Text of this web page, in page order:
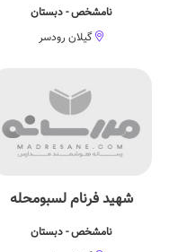
نامشخص - دبستان
گیلان رودسر
شهید فرنام لسبومحله
نامشخص - دبستان